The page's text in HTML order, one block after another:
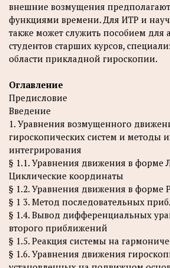
внешние возмущения
функциями времени. Для ИТР и
также может служить пособием для
студентов старших курсов,
области прикладной гироскопии.
Оглавление
Предисловие
Введение
1. Уравнения возмущенного
гироскопических систем и методы
интегрирования
§ 1.1. Уравнения движения в форме
Циклические координаты
§ 1.2. Уравнения движения в форме
§ 1 3. Метод последовательных
§ 1.4. Вывод дифференциальных
второго приближений
§ 1.5. Реакция системы на
§ 1.6. Уравнения движения